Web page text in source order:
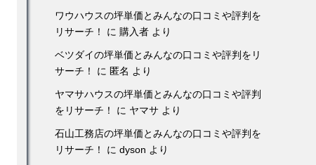
ワウハウスの坪単価とみんなの口コミや評判を
リサーチ！
に 購入者 より
ベツダイの坪単価とみんなの口コミや評判をリ
サーチ！
に 匿名 より
ヤマサハウスの坪単価とみんなの口コミや評判
をリサーチ！
に ヤマサ より
石山工務店の坪単価とみんなの口コミや評判を
リサーチ！
に dyson より